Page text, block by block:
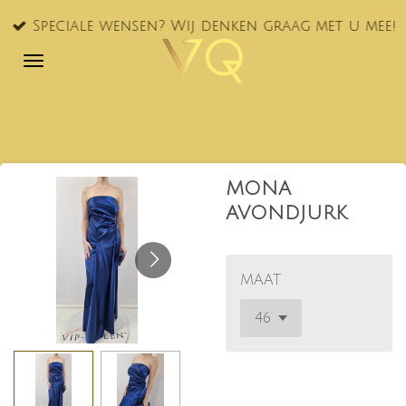
Ga
naar
Speciale wensen? Wij denken graag met u mee!
MONA
AVONDJURK
MAAT